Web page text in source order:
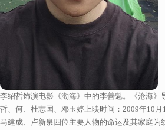
李绍哲饰演电影《渤海》中的李善魁。《沧海》
哲、何、杜志国、邓玉婷上映时间：2009年10月
马建成、卢新泉四位主要人物的命运及其家庭为